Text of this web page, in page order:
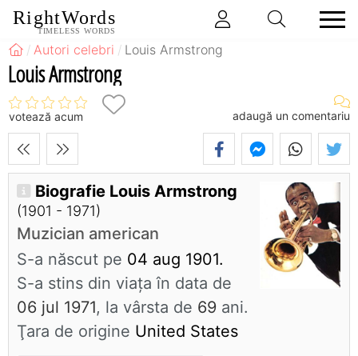
RightWords
TIMELESS WORDS
Autori celebri Louis Armstrong
Louis Armstrong
votează acum adaugă un comentariu
Biografie Louis Armstrong
(1901 - 1971)
Muzician american
S-a născut pe 04 aug 1901.
S-a stins din viaţa în data de
06 jul 1971, la vârsta de 69 ani.
Ţara de origine United States